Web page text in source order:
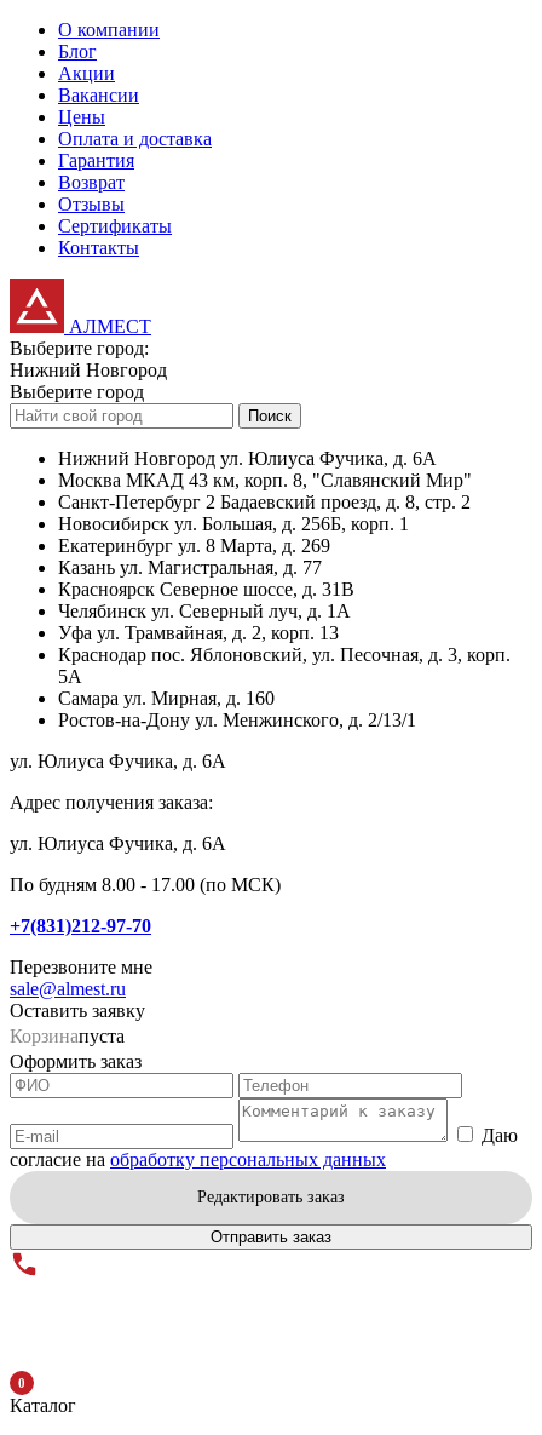
О компании
Блог
Акции
Вакансии
Цены
Оплата и доставка
Гарантия
Возврат
Отзывы
Сертификаты
Контакты
АЛМЕСТ
Выберите город:
Нижний Новгород
Выберите город
Поиск
Нижний Новгород ул. Юлиуса Фучика, д. 6А
Москва МКАД 43 км, корп. 8, "Славянский Мир"
Санкт-Петербург 2 Бадаевский проезд, д. 8, стр. 2
Новосибирск ул. Большая, д. 256Б, корп. 1
Екатеринбург ул. 8 Марта, д. 269
Казань ул. Магистральная, д. 77
Красноярск Северное шоссе, д. 31В
Челябинск ул. Северный луч, д. 1А
Уфа ул. Трамвайная, д. 2, корп. 13
Краснодар пос. Яблоновский, ул. Песочная, д. 3, корп.
5А
Самара ул. Мирная, д. 160
Ростов-на-Дону ул. Менжинского, д. 2/13/1
ул. Юлиуса Фучика, д. 6А
Адрес получения заказа:
ул. Юлиуса Фучика, д. 6А
По будням 8.00 - 17.00 (по МСК)
+7(831)212-97-70
Перезвоните мне
sale@almest.ru
Оставить заявку
Корзинапуста
Оформить заказ
Даю
согласие на обработку персональных данных
Редактировать заказ
Отправить заказ
0
Каталог